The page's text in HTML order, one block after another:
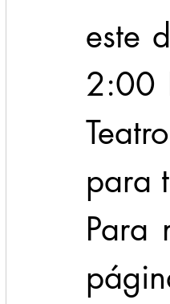
este
2:00
para
Para